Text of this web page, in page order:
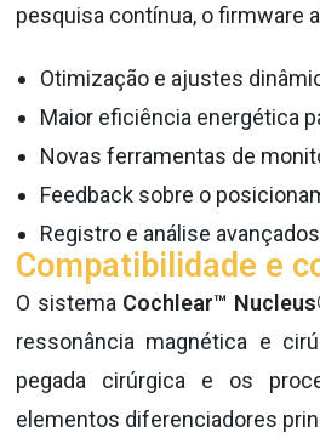
pesquisa contínua, o firmware
Otimização e ajustes
Maior eficiência energética
Novas ferramentas de
Feedback sobre o
Registro e análise
Compatibilidade e
O sistema Cochlear™
ressonância magnética e
pegada cirúrgica e os
elementos diferenciadores